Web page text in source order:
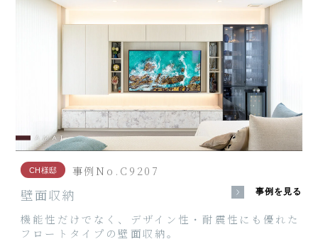
CH様邸 事例No.C9207
壁面収納 事例を見る
機能性だけでなく、デザイン性・耐震性にも優れた
フロートタイプの壁面収納。